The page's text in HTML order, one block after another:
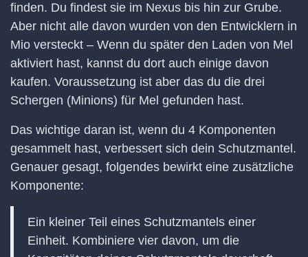
finden. Du findest sie im Nexus bis hin zur Grube.
Aber nicht alle davon wurden von den Entwicklern in
Mio versteckt – Wenn du später den Laden von Mel
aktiviert hast, kannst du dort auch einige davon
kaufen. Voraussetzung ist aber das du die drei
Schergen (Minions) für Mel gefunden hast.
Das wichtige daran ist, wenn du 4 Komponenten
gesammelt hast, verbessert sich dein Schutzmantel.
Genauer gesagt, folgendes bewirkt eine zusätzliche
Komponente:
Ein kleiner Teil eines Schutzmantels einer
Einheit. Kombiniere vier davon, um die